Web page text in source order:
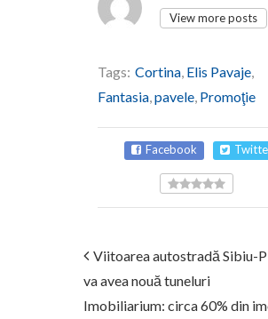
View more posts
Tags: Cortina Elis Pavaje
Fantasia pavele Promoţie
Facebook
Viitoarea autostradă Sibiu-
va avea nouă tuneluri
Imobiliarium: circa 60% din